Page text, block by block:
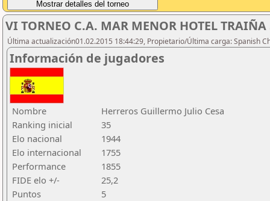
VI TORNEO C.A. MAR MENOR HOTEL
Última actualización01.02.2015 18:44:29, Propietario/Última carga: Spanish
Información de jugadores
Nombre
Herreros Guillermo Julio Cesa
Ranking inicial
35
Elo nacional
1944
Elo internacional
1755
Performance
1855
FIDE elo +/-
25,2
Puntos
5